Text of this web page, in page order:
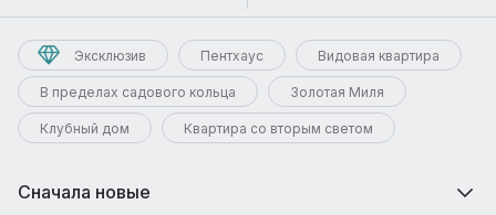
Эксклюзив Пентхаус Видовая квартира
В пределах садового кольца Золотая Миля
Клубный дом Квартира со вторым светом
Сначала новые